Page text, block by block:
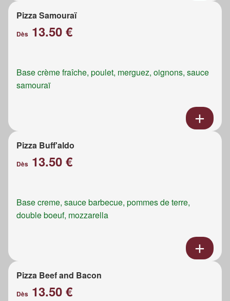
Pizza Samouraï
Dès 13.50 €
Base crème fraîche, poulet, merguez, oignons, sauce
samouraï
Pizza Buff'aldo
Dès 13.50 €
Base creme, sauce barbecue, pommes de terre,
double boeuf, mozzarella
Pizza Beef and Bacon
Dès 13.50 €